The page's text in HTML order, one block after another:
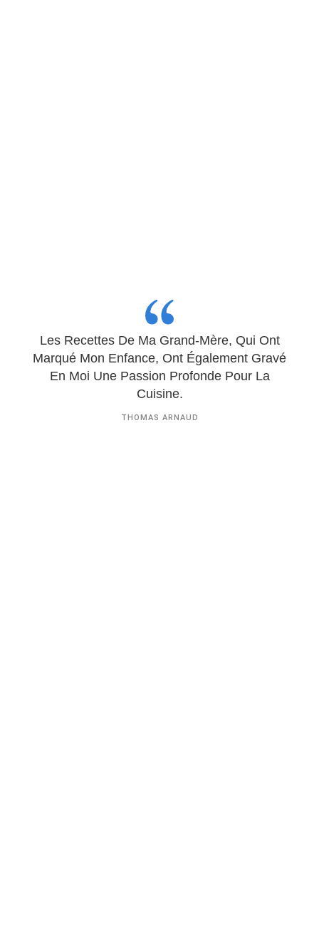
Les Recettes De Ma Grand-Mère, Qui Ont
Marqué Mon Enfance, Ont Également Gravé
En Moi Une Passion Profonde Pour La
Cuisine.
THOMAS ARNAUD